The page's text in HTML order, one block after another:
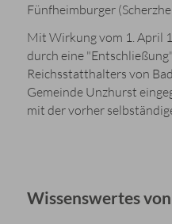
Fünfheimburger
Mit Wirkung vom 1. April
durch eine
Reichsstatthalters von
Gemeinde Unzhurst
mit der vorher
Wissenswertes